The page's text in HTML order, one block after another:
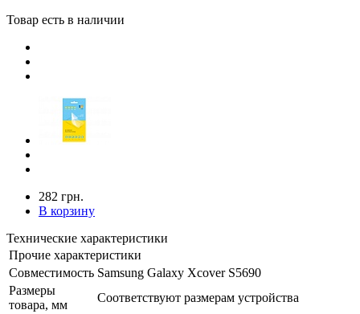
Товар есть в наличии
282 грн.
В корзину
Технические характеристики
Прочие характеристики
Совместимость Samsung Galaxy Xcover S5690
Размеры
товара, мм
Соответствуют размерам устройства